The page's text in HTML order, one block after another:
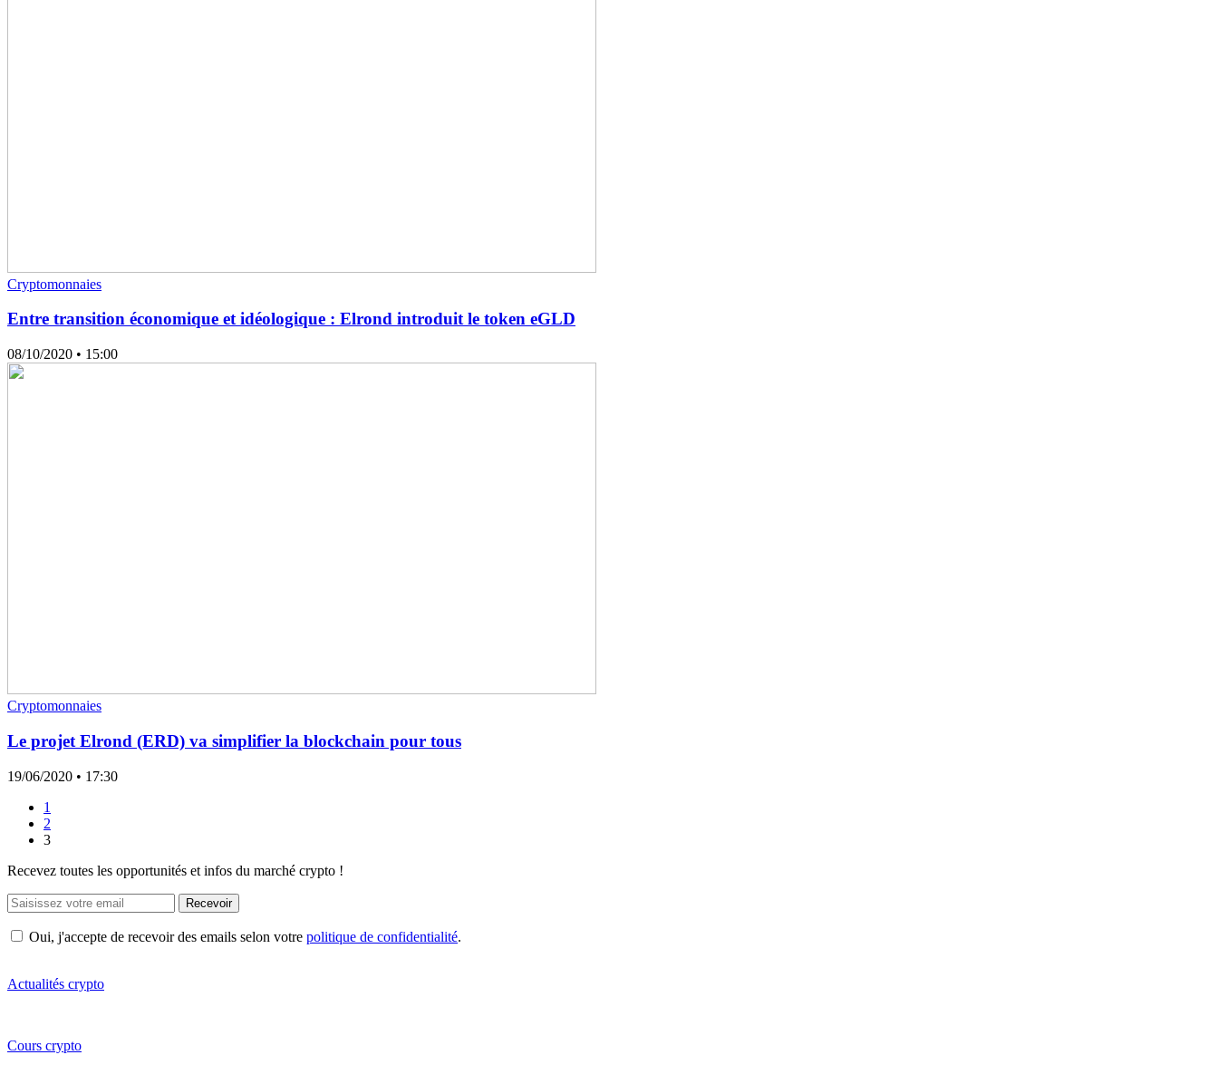
Cryptomonnaies
Entre transition économique et idéologique : Elrond introduit le token eGLD
08/10/2020 • 15:00
Cryptomonnaies
Le projet Elrond (ERD) va simplifier la blockchain pour tous
19/06/2020 • 17:30
1
2
3
Recevez toutes les opportunités et infos du marché crypto !
Recevoir
Oui, j'accepte de recevoir des emails selon votre politique de confidentialité.
Actualités crypto
Cours crypto